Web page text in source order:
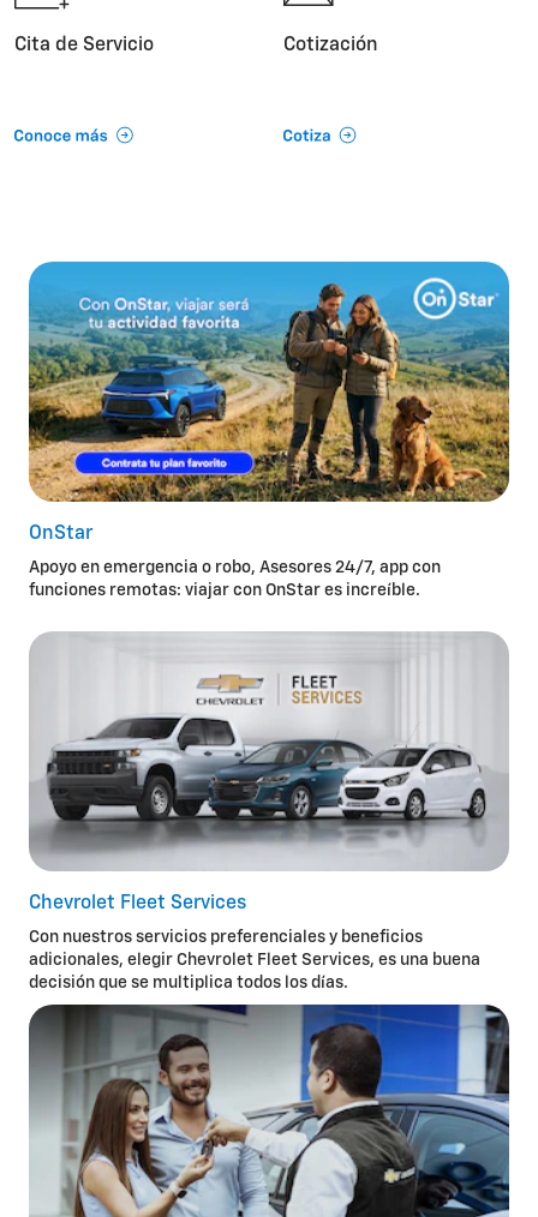
Cita de Servicio Cotización
OnStar
Apoyo en emergencia o robo, Asesores 24/7, app con
funciones remotas: viajar con OnStar es increíble.
Chevrolet Fleet Services
Con nuestros servicios preferenciales y beneficios
adicionales, elegir Chevrolet Fleet Services, es una buena
decisión que se multiplica todos los días.